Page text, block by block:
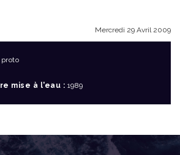
Mercredi 29 Avril 2009
proto
mise à l'eau : 1989